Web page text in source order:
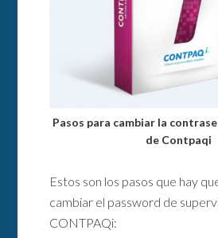
Pasos para cambiar la
de Contpaqi
Estos son los pasos que hay
cambiar el password de
CONTPAQi: